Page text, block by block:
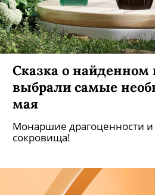
Сказка о найденном
выбрали самые
мая
Монаршие драгоценности и
сокровища!